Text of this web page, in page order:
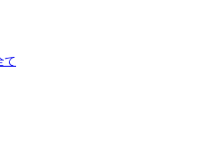
て